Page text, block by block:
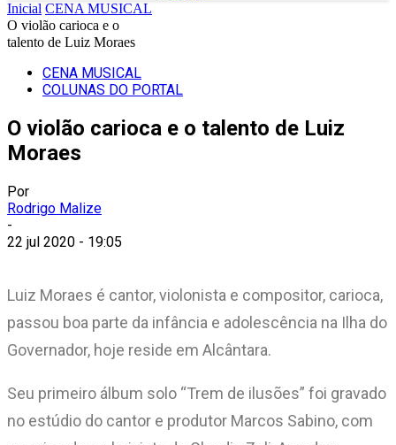
Inicial CENA MUSICAL
O violão carioca e o
talento de Luiz Moraes
CENA MUSICAL
COLUNAS DO PORTAL
O violão carioca e o talento de Luiz
Moraes
Por
Rodrigo Malize
-
22 jul 2020 - 19:05
Luiz Moraes é cantor, violonista e compositor, carioca,
passou boa parte da infância e adolescência na Ilha do
Governador, hoje reside em Alcântara.
Seu primeiro álbum solo “Trem de ilusões” foi gravado
no estúdio do cantor e produtor Marcos Sabino, com